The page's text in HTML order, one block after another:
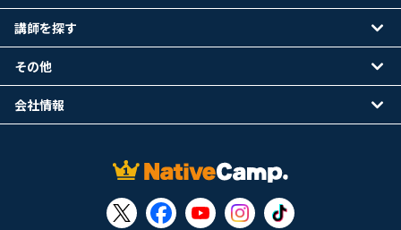
講師を探す
その他
会社情報